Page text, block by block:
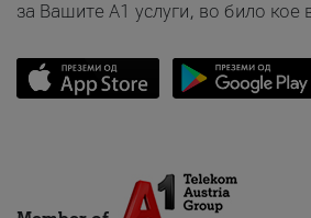
за Вашите A1 услуги, во било кое